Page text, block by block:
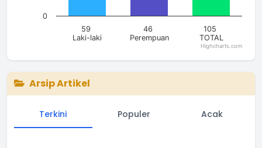
59
Laki-laki
46
Perempuan
105
TOTAL
0
Highcharts.com
Arsip Artikel
Terkini Populer Acak